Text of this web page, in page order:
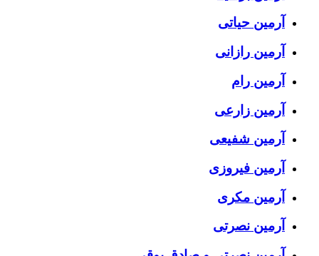
آرمین حیاتی
آرمین رازانی
آرمین رام
آرمین زارعی
آرمین شفیعی
آرمین فیروزی
آرمین مکری
آرمین نصرتی